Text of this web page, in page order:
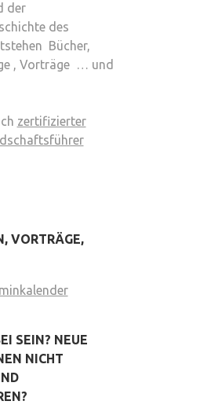
der
des
Bücher,
, Vorträge … und
zertifizierter
VORTRÄGE,
SEIN? NEUE
NICHT